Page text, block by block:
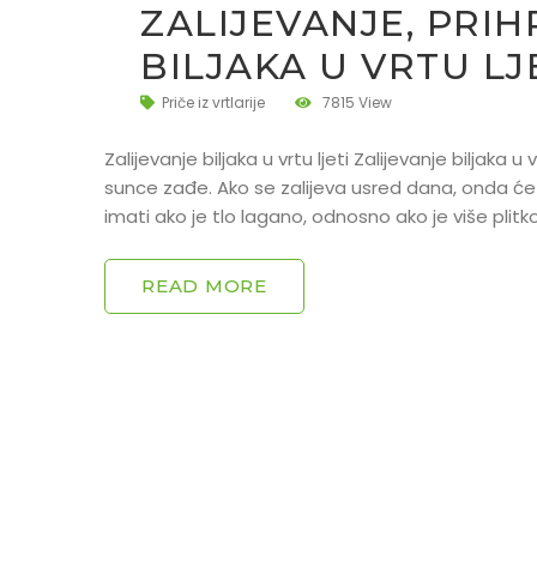
ZALIJEVANJE,
BILJAKA U VRTU
Priče iz vrtlarije 7815 View
Zalijevanje biljaka u vrtu ljeti Zalijevanje biljaka
sunce zađe. Ako se zalijeva usred dana, onda
imati ako je tlo lagano, odnosno ako je više
READ MORE